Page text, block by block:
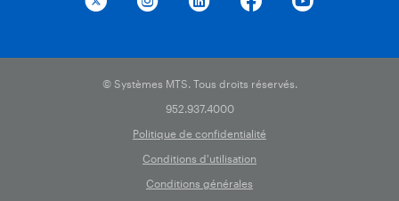
© Systèmes MTS. Tous droits réservés.
952.937.4000
Politique de confidentialité
Conditions d'utilisation
Conditions générales